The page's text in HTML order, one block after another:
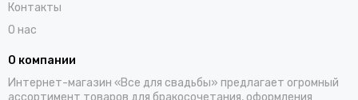
Контакты
О нас
О компании
Интернет-магазин «Все для свадьбы» предлагает огромный